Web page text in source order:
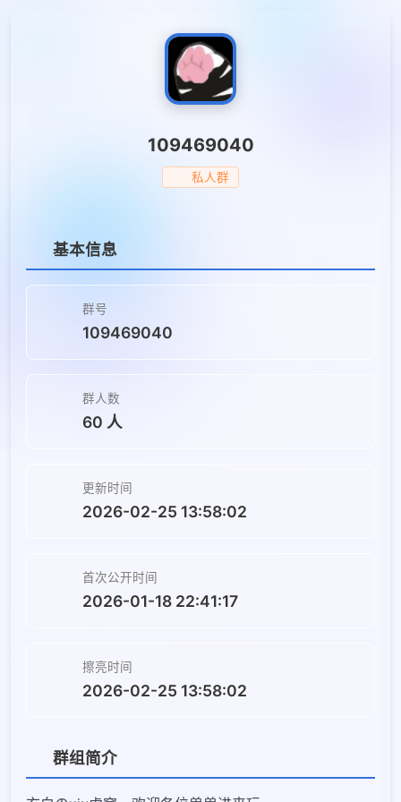
109469040
私人群
基本信息
群号
109469040
群人数
60 人
更新时间
2026-02-25 13:58:02
首次公开时间
2026-01-18 22:41:17
擦亮时间
2026-02-25 13:58:02
群组简介